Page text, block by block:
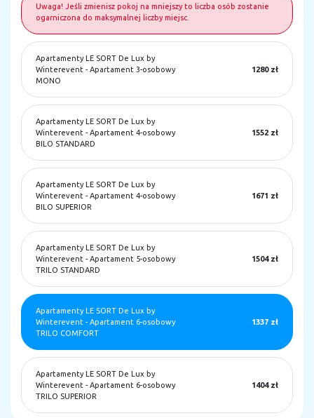
Uwaga! Jeśli zmienisz pokoj na mniejszy to liczba osób zostanie
ogarniczona do maksymalnej liczby miejsc.
Apartamenty LE SORT De Lux by
Winterevent - Apartament 3-osobowy
MONO
1280 zł
Apartamenty LE SORT De Lux by
Winterevent - Apartament 4-osobowy
BILO STANDARD
1552 zł
Apartamenty LE SORT De Lux by
Winterevent - Apartament 4-osobowy
BILO SUPERIOR
1671 zł
Apartamenty LE SORT De Lux by
Winterevent - Apartament 5-osobowy
TRILO STANDARD
1504 zł
Apartamenty LE SORT De Lux by
Winterevent - Apartament 6-osobowy
TRILO COMFORT
1337 zł
Apartamenty LE SORT De Lux by
Winterevent - Apartament 6-osobowy
TRILO SUPERIOR
1404 zł